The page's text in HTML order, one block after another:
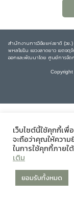
สำนักงานการวิจัยแห่งชาติ (วช
พหลโยธิน แขวงลาดยาว เขตจ
ออกและพัฒนาโดย ศูนย์การจัด
เว็บไซต์นี้ใช้คุกกี้เ
จะถือว่าคุณให้ความ
ในการใช้คุกกี้ภายใ
เติม
ยอมรับทั้งหมด